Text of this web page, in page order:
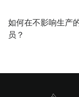
如何在不影响生产
员？